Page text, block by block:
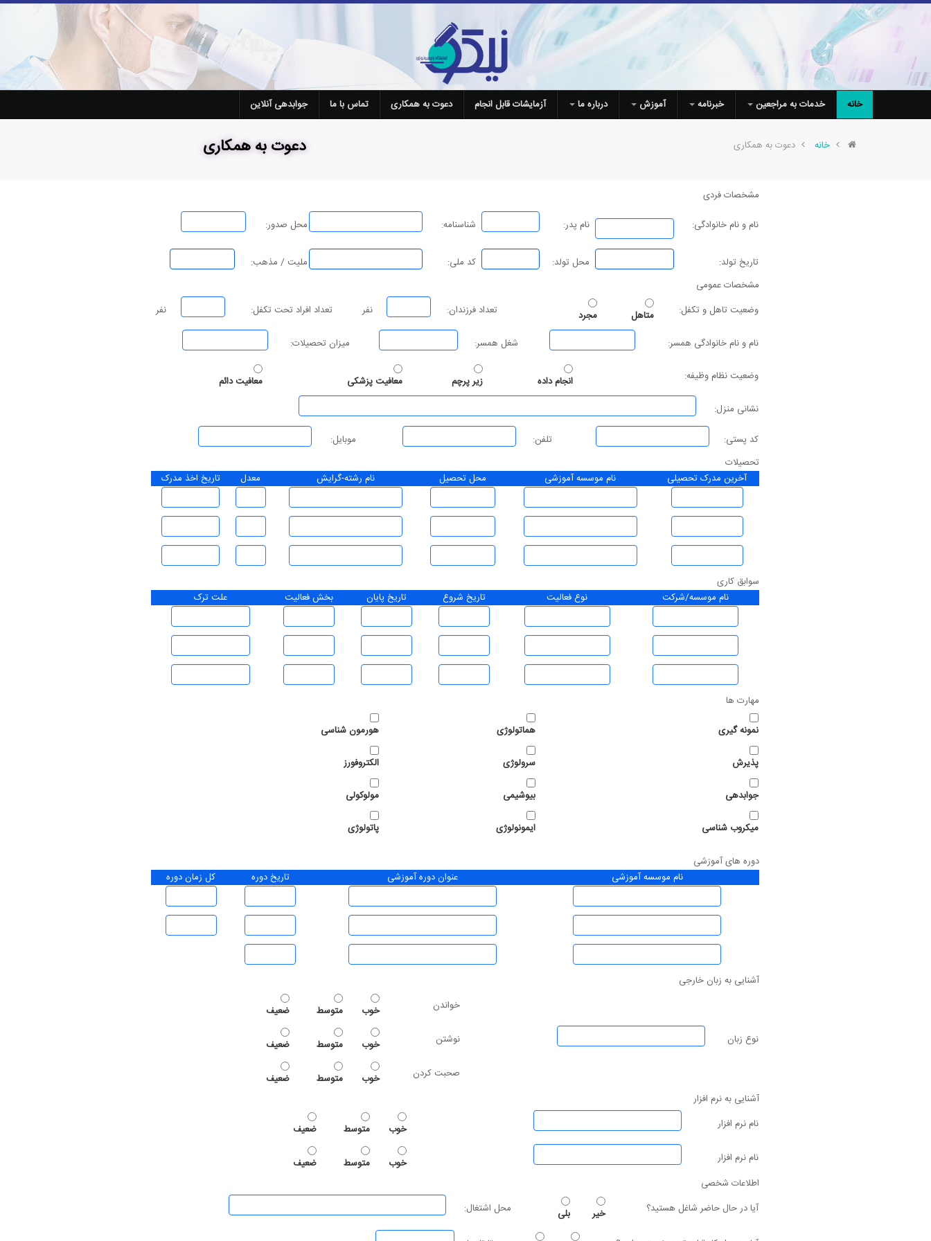
جوابدهی آنلاین تماس با ما دعوت به همکاری آزمایشات قابل انجام درباره ما آموزش خبرنامه خدمات به مراجعین خانه
دعوت به همکاری خانه دعوت به همکاری
مشخصات فردی
نام و نام خانوادگی:
نام پدر: شناسنامه: محل صدور:
تاریخ تولد: محل تولد: کد ملی:
ملیت / مذهب:
مشخصات عمومی
وضعیت تاهل و تکفل:
متاهل مجرد تعداد فرزندان: نفر تعداد افراد تحت تکفل: نفر
نام و نام خانوادگی همسر: شغل همسر: میزان تحصیلات:
وضعیت نظام وظیفه: انجام داده زیر پرچم معافیت پزشکی
معافیت دائم
نشانی منزل:
کد پستی:
تلفن:
موبایل:
تحصیلات
آخرین مدرک تحصیلی
نام موسسه آموزشی محل تحصیل نام رشته-گرایش معدل تاریخ اخذ مدرک
سوابق کاری
نام موسسه/شرکت
نوع فعالیت تاریخ شروع تاریخ پایان بخش فعالیت علت ترک
مهارت ها
نمونه گیری
هماتولوژی هورمون شناسی
پذیرش سرولوژی الکتروفورز
جوابدهی بیوشیمی مولوکولی
میکروب شناسی ایمونولوژی پاتولوژی
دوره های آموزشی
نام موسسه آموزشی
عنوان دوره آموزشی تاریخ دوره کل زمان دوره
آشنایی به زبان خارجی
نوع زبان
خواندن خوب متوسط
ضعیف
نوشتن
خوب متوسط
ضعیف
صحبت کردن
خوب متوسط
ضعیف
آشنایی به نرم افزار
نام نرم افزار
خوب متوسط
ضعیف
نام نرم افزار
خوب متوسط
ضعیف
اطلاعات شخصی
آیا در حال حاضر شاغل هستید؟
خیر بلی محل اشتغال: